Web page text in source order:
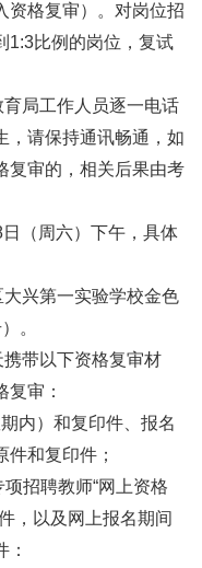
资格复审）。对岗位招
1:3比例的岗位，复试
局工作人员逐一电话
，请保持通讯畅通，如
复审的，相关后果由考
（周六）下午，具体
兴第一实验学校金色
。
带以下资格复审材
审：
内）和复印件、报名
和复印件；
招聘教师“网上资格
，以及网上报名期间